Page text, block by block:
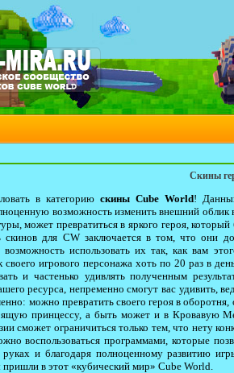
Скины
в категорию скины Cube World!
возможность изменить внешний
может превратиться в яркого героя,
скинов для CW заключается в том, что они
возможность использовать их так, как вам
своего игрового персонажа хоть по 20 раз в
и частенько удивлять полученным
ресурса, непременно смогут вас удивить,
можно превратить своего героя в
принцессу, а быть может и в Кровавую
сможет ограничиться только тем, что нету
воспользоваться программами, которые
и благодаря полноценному развитию
в этот «кубический мир» Cube World.